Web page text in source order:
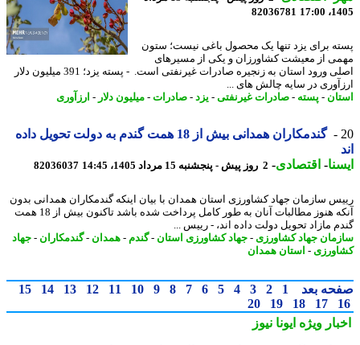
82036781
برای یزد تنها یک محصول باغی نیست؛ ستون
از معیشت کشاورزان و یکی از مسیرهای
اصلی ورود استان به زنجیره صادرات غیرنفتی است. - پسته یزد؛ 391 میلیون دلار
در سایه چالش های ...
-پسته-صادرات غیرنفتی-یزد -صادرات- میلیون دلار-ارزآوری
گندمکاران همدانی بیش از 18 همت گندم به دولت تحویل داده
-اقتصادی-2 روز پیش - پنجشنبه 15 مرداد 1405، 14:45 82036037
سازمان جهاد کشاورزی استان همدان با بیان اینکه گندمکاران همدانی بدون
آنکه هنوز مطالبات آنان به طور کامل پرداخت شده باشد تاکنون بیش از 18 همت
مازاد تحویل دولت داده اند، - رییس ...
جهاد کشاورزی- جهاد کشاورزی استان-گندم-همدان- گندمکاران-
جهاد
- استان همدان
بعد 1
2
3
4
5
6
7
8
9
10
11
12
13
14
15
17
18
19
20
ویژهایونا نیوز